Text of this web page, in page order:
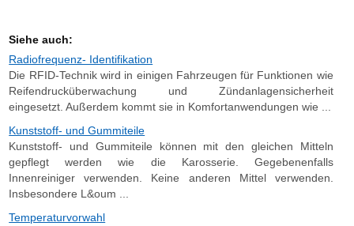
Siehe auch:
Radiofrequenz- Identifikation
Die RFID-Technik wird in einigen Fahrzeugen für Funktionen wie
Reifendrucküberwachung und Zündanlagensicherheit
eingesetzt. Außerdem kommt sie in Komfortanwendungen wie ...
Kunststoff- und Gummiteile
Kunststoff- und Gummiteile können mit den gleichen Mitteln
gepflegt werden wie die Karosserie. Gegebenenfalls
Innenreiniger verwenden. Keine anderen Mittel verwenden.
Insbesondere L&oum ...
Temperaturvorwahl